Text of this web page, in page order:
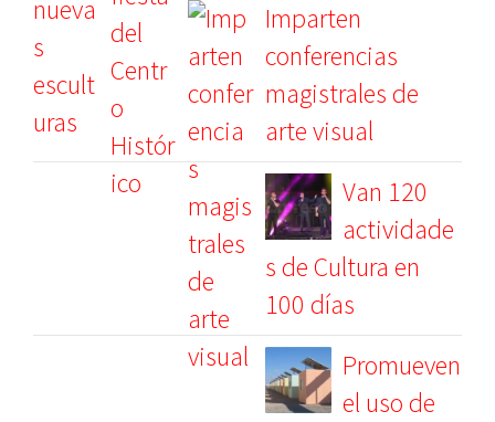
Imparten
conferencias
magistrales de
arte visual
Van 120
actividade
s de Cultura en
100 días
Promueven
el uso de